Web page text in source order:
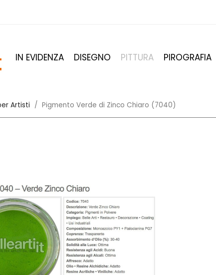
IN EVIDENZA DISEGNO PITTURA PIROGRAFIA
Artisti Pigmento Verde di Zinco Chiaro (7040)